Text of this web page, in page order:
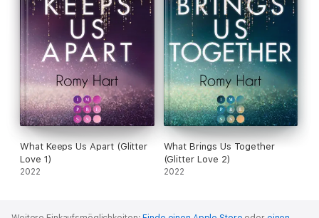
What Keeps Us Apart (Glitter
Love 1)
2022
What Brings Us Together
(Glitter Love 2)
2022